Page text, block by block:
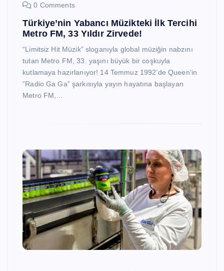
0 Comments
Türkiye’nin Yabancı Müzikteki İlk Tercihi
Metro FM, 33 Yıldır Zirvede!
“Limitsiz Hit Müzik” sloganıyla global müziğin nabzını
tutan Metro FM, 33. yaşını büyük bir coşkuyla
kutlamaya hazırlanıyor! 14 Temmuz 1992’de Queen’in
“Radio Ga Ga” şarkısıyla yayın hayatına başlayan
Metro FM,…